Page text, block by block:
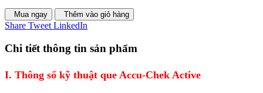
Mua ngay Thêm vào giỏ hàng
Share Tweet LinkedIn
Chi tiết thông tin sản phẩm
I. Thông số kỹ thuật que Accu-Chek Active